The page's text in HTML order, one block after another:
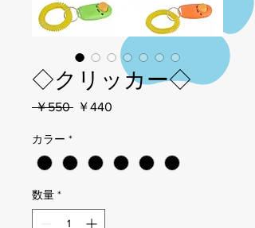
◇クリッカー◇
￥550 通
格
￥440
価
格
カラー *
数量 *